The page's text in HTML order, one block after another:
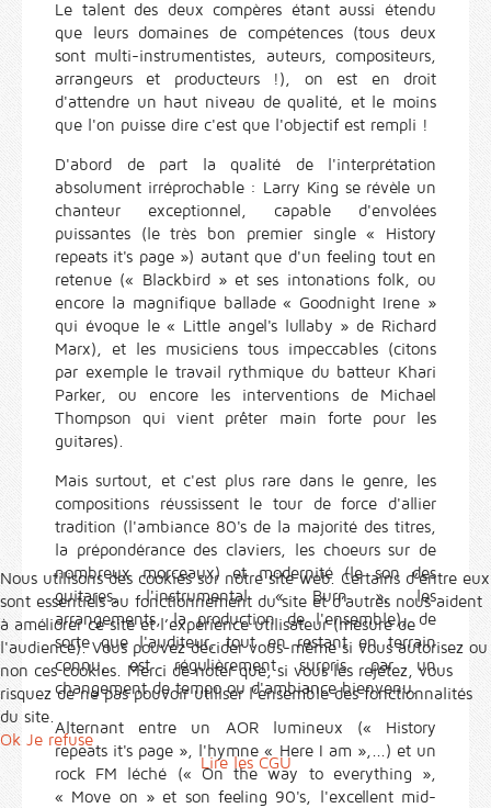
Le talent des deux compères étant aussi étendu
que leurs domaines de compétences (tous deux
sont multi-instrumentistes, auteurs, compositeurs,
arrangeurs et producteurs !), on est en droit
d'attendre un haut niveau de qualité, et le moins
que l'on puisse dire c'est que l'objectif est rempli !
D'abord de part la qualité de l'interprétation
absolument irréprochable : Larry King se révèle un
chanteur exceptionnel, capable d'envolées
puissantes (le très bon premier single « History
repeats it's page ») autant que d'un feeling tout en
retenue (« Blackbird » et ses intonations folk, ou
encore la magnifique ballade « Goodnight Irene »
qui évoque le « Little angel's lullaby » de Richard
Marx), et les musiciens tous impeccables (citons
par exemple le travail rythmique du batteur Khari
Parker, ou encore les interventions de Michael
Thompson qui vient prêter main forte pour les
guitares).
Mais surtout, et c'est plus rare dans le genre, les
compositions réussissent le tour de force d'allier
tradition (l'ambiance 80's de la majorité des titres,
la prépondérance des claviers, les choeurs sur de
nombreux morceaux) et modernité (le son des
guitares, l'instrumental « Burn », les
arrangements, la production de l'ensemble), de
sorte que l'auditeur, tout en restant en terrain
connu, est régulièrement surpris par un
changement de tempo ou d'ambiance bienvenu.
Alternant entre un AOR lumineux (« History
repeats it's page », l'hymne « Here I am »,...) et un
rock FM léché (« On the way to everything »,
« Move on » et son feeling 90's, l'excellent mid-
Nous utilisons des cookies sur notre site web. Certains d’entre eux
sont essentiels au fonctionnement du site et d’autres nous aident
à améliorer ce site et l’expérience utilisateur (mesure de
l'audience). Vous pouvez décider vous-même si vous autorisez ou
non ces cookies. Merci de noter que, si vous les rejetez, vous
risquez de ne pas pouvoir utiliser l’ensemble des fonctionnalités
du site.
Ok Je refuse
Lire les CGU